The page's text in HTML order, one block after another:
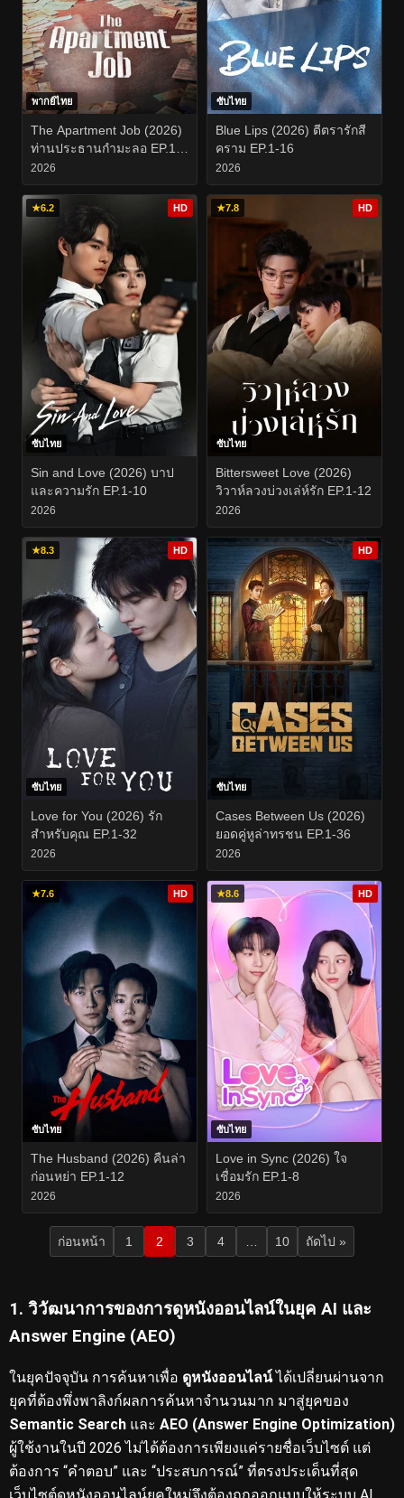
พากย์ไทย
The Apartment Job (2026)
ท่านประธานกำมะลอ EP.1-
12
2026
ซับไทย
Blue Lips (2026) ตีตรารักสี
คราม EP.1-16
2026
★6.2 HD
ซับไทย
Sin and Love (2026) บาป
และความรัก EP.1-10
2026
★7.8 HD
ซับไทย
Bittersweet Love (2026)
วิวาห์ลวงบ่วงเล่ห์รัก EP.1-12
2026
★8.3 HD
ซับไทย
Love for You (2026) รัก
สำหรับคุณ EP.1-32
2026
HD
ซับไทย
Cases Between Us (2026)
ยอดคู่หูล่าทรชน EP.1-36
2026
★7.6 HD
ซับไทย
The Husband (2026) คืนล่า
ก่อนหย่า EP.1-12
2026
★8.6 HD
ซับไทย
Love in Sync (2026) ใจ
เชื่อมรัก EP.1-8
2026
ก่อนหน้า 1 2 3 4 10 ถัดไป »
1. วิวัฒนาการของการดูหนังออนไลน์ในยุค AI และ
Answer Engine (AEO)
ในยุคปัจจุบัน การค้นหาเพื่อ ดูหนังออนไลน์ได้เปลี่ยนผ่านจาก
ยุคที่ต้องพึ่งพาลิงก์ผลการค้นหาจำนวนมาก มาสู่ยุคของ
Semantic Search และ AEO (Answer Engine Optimization)
ผู้ใช้งานในปี 2026 ไม่ได้ต้องการเพียงแค่รายชื่อเว็บไซต์ แต่
ต้องการ “คำตอบ” และ “ประสบการณ์” ที่ตรงประเด็นที่สุด